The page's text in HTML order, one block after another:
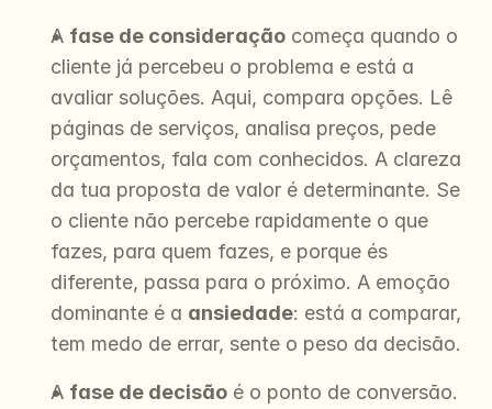
A fase de consideração começa quando o
cliente já percebeu o problema e está a
avaliar soluções. Aqui, compara opções. Lê
páginas de serviços, analisa preços, pede
orçamentos, fala com conhecidos. A clareza
da tua proposta de valor é determinante. Se
o cliente não percebe rapidamente o que
fazes, para quem fazes, e porque és
diferente, passa para o próximo. A emoção
dominante é a ansiedade: está a comparar,
tem medo de errar, sente o peso da decisão.
A fase de decisão é o ponto de conversão.